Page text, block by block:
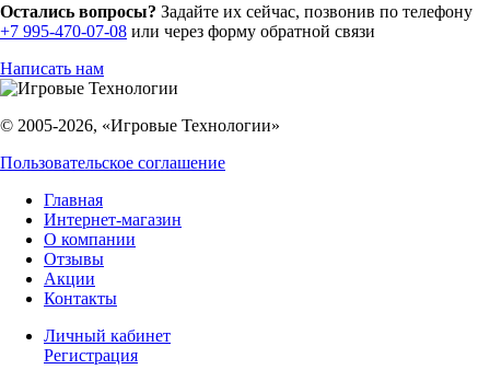
Остались вопросы? Задайте их сейчас, позвонив по телефону
+7 995-470-07-08 или через форму обратной связи
Написать нам
© 2005-2026, «Игровые Технологии»
Пользовательское соглашение
Главная
Интернет-магазин
О компании
Отзывы
Акции
Контакты
Личный кабинет
Регистрация